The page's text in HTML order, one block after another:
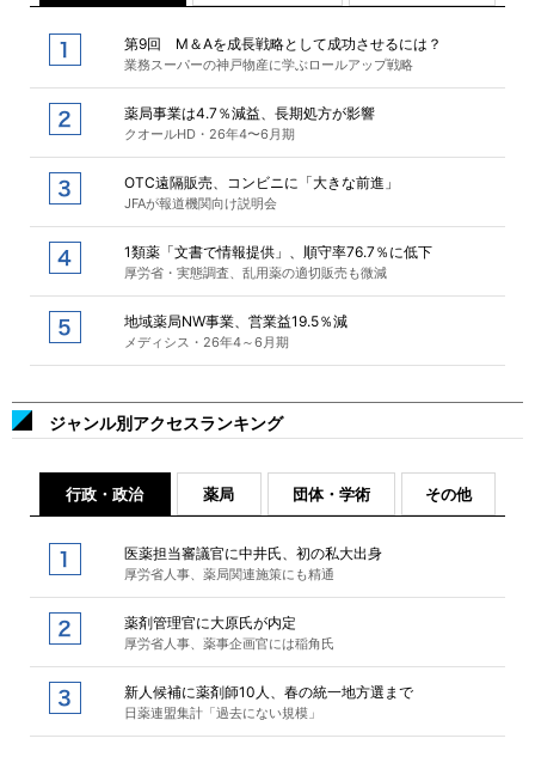
第9回 M＆Aを成長戦略として成功させるには？
業務スーパーの神戸物産に学ぶロールアップ戦略
薬局事業は4.7％減益、長期処方が影響
クオールHD・26年4〜6月期
OTC遠隔販売、コンビニに「大きな前進」
JFAが報道機関向け説明会
1類薬「文書で情報提供」、順守率76.7％に低下
厚労省・実態調査、乱用薬の適切販売も微減
地域薬局NW事業、営業益19.5％減
メディシス・26年4～6月期
ジャンル別アクセスランキング
行政・政治 薬局 団体・学術 その他
医薬担当審議官に中井氏、初の私大出身
厚労省人事、薬局関連施策にも精通
薬剤管理官に大原氏が内定
厚労省人事、薬事企画官には稲角氏
新人候補に薬剤師10人、春の統一地方選まで
日薬連盟集計「過去にない規模」